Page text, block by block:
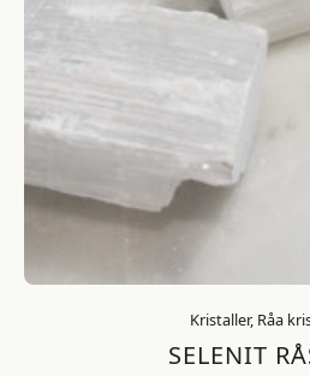
Kristaller, Råa
SELENIT